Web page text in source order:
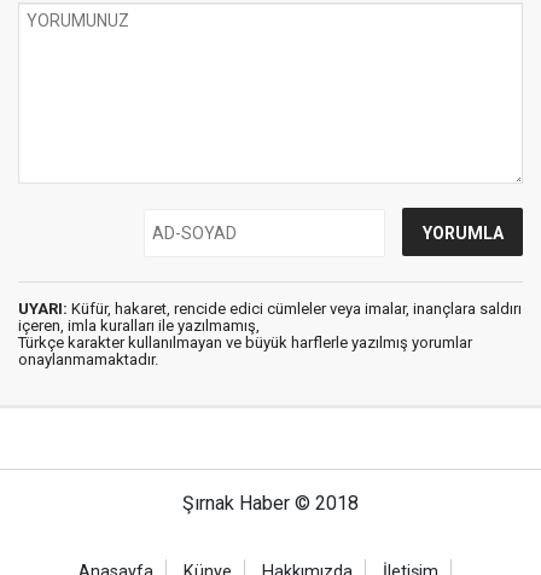
UYARI: Küfür, hakaret, rencide edici cümleler veya imalar, inançlara saldırı
içeren, imla kuralları ile yazılmamış,
Türkçe karakter kullanılmayan ve büyük harflerle yazılmış yorumlar
onaylanmamaktadır.
Şırnak Haber © 2018